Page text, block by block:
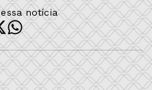
notícia